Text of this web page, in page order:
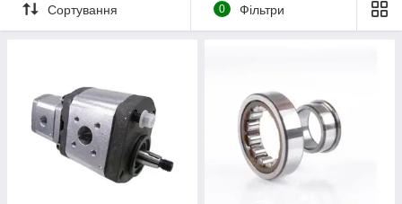
Сортування 0 Фільтри